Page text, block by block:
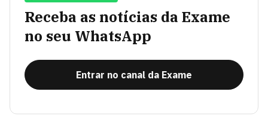
Receba as notícias da Exame
no seu WhatsApp
Entrar no canal da Exame